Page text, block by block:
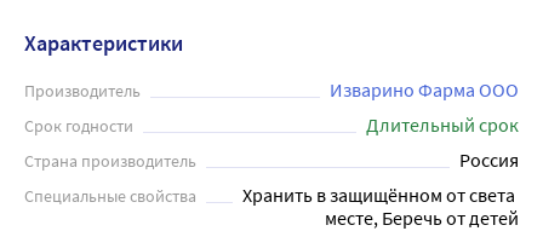
Характеристики
Производитель Изварино Фарма ООО
Срок годности Длительный срок
Страна производитель Россия
Специальные свойства
Хранить в защищённом от света
месте, Беречь от детей